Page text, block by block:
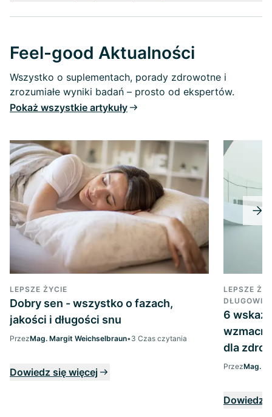
Feel-good Aktualności
Wszystko o suplementach, porady zdrowotne i
zrozumiałe wyniki badań – prosto od ekspertów.
Pokaż wszystkie artykuły
LEPSZE ŻYCIE
Dobry sen - wszystko o fazach,
jakości i długości snu
PrzezMag. Margit Weichselbraun•3 Czas czytania
Dowiedz się więcej
LEPSZE
6
dla
PrzezMag.
Dowiedz